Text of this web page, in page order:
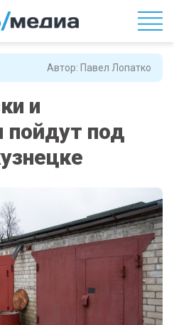
Автор: Павел Лопатко
и
пойдут под